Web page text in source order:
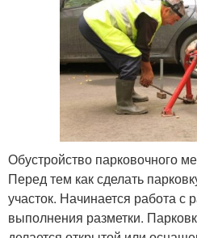
Обустройство парковочного
Перед тем как сделать
участок. Начинается работа с
выполнения разметки.